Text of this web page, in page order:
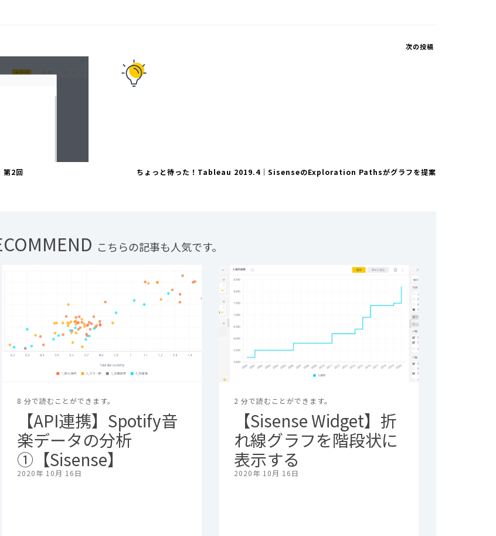
第2回
次の投稿
ちょっと待った！Tableau 2019.4｜SisenseのExploration Pathsがグラフを提案
こちらの記事も人気です。
8 分で読むことができます。
【API連携】Spotify音
楽データの分析
①【Sisense】
2020年 10月 16日
2 分で読むことができます。
【Sisense Widget】折
れ線グラフを階段状に
表示する
2020年 10月 16日